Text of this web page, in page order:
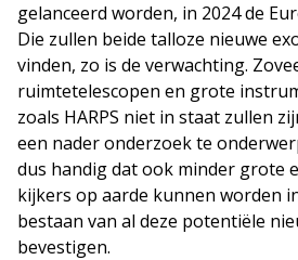
gelanceerd worden, in 2024 de
Die zullen beide talloze nieuwe
vinden, zo is de verwachting.
ruimtetelescopen en grote
zoals HARPS niet in staat zullen
een nader onderzoek te
dus handig dat ook minder grote
kijkers op aarde kunnen worden
bestaan van al deze potentiële
bevestigen.